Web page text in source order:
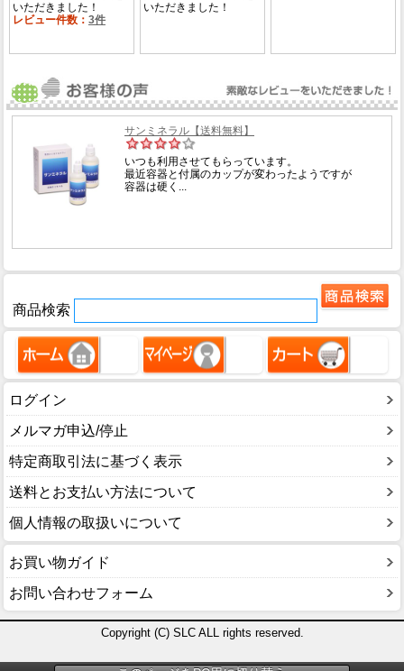
商品検索
ログイン
メルマガ申込/停止
特定商取引法に基づく表示
送料とお支払い方法について
個人情報の取扱いについて
お買い物ガイド
お問い合わせフォーム
Copyright (C) SLC ALL rights reserved.